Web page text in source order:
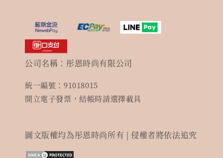
公司名稱：彤恩時尚有限公司
統一編號：91018015
開立電子發票，結帳時請選擇載具
圖文版權均為彤恩時尚所有 | 侵權者將依法追究